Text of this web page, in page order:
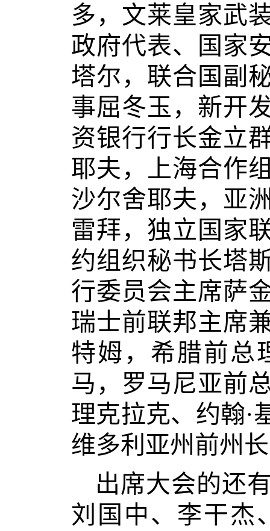
多，文莱皇家武
政府代表、国家
塔尔，联合国副
事屈冬玉，新开
资银行行长金立
耶夫，上海合作
沙尔舍耶夫，亚
雷拜，独立国家
约组织秘书长塔
行委员会主席萨
瑞士前联邦主席
特姆，希腊前总
马，罗马尼亚前
理克拉克、约翰·
维多利亚州前州
出席大会的还
刘国中、李干杰